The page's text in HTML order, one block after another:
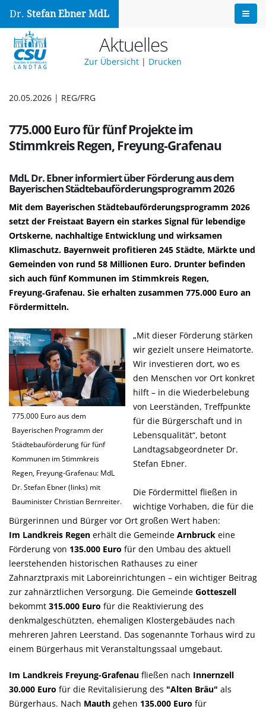
Dr. Stefan Ebner MdL
Aktuelles
Zur Übersicht | Drucken
20.05.2026 | REG/FRG
775.000 Euro für fünf Projekte im
Stimmkreis Regen, Freyung-Grafenau
MdL Dr. Ebner informiert über Förderung aus dem
Bayerischen Städtebauförderungsprogramm 2026
Mit dem Bayerischen Städtebauförderungsprogramm 2026
setzt der Freistaat Bayern ein starkes Signal für lebendige
Ortskerne, nachhaltige Entwicklung und wirksamen
Klimaschutz. Bayernweit profitieren 245 Städte, Märkte und
Gemeinden von rund 58 Millionen Euro. Drunter befinden
sich auch fünf Kommunen im Stimmkreis Regen,
Freyung‑Grafenau. Sie erhalten zusammen 775.000 Euro an
Fördermitteln.
775.000 Euro aus dem
Bayerischen Programm der
Städtebauförderung für fünf
Kommunen im Stimmkreis
Regen, Freyung-Grafenau: MdL
Dr. Stefan Ebner (links) mit
Bauminister Christian Bernreiter.
Mit dieser Förderung stärken
wir gezielt unsere Heimatorte.
Wir investieren dort, wo es
den Menschen vor Ort konkret
hilft – in die Wiederbelebung
von Leerständen, Treffpunkte
für die Bürgerschaft und in
Lebensqualität“, betont
Landtagsabgeordneter Dr.
Stefan Ebner.
Die Fördermittel fließen in
wichtige Vorhaben, die für die
Bürgerinnen und Bürger vor Ort großen Wert haben:
Im Landkreis Regen erhält die Gemeinde Arnbruck eine
Förderung von 135.000 Euro für den Umbau des aktuell
leerstehenden historischen Rathauses zu einer
Zahnarztpraxis mit Laboreinrichtungen – ein wichtiger Beitrag
zur zahnärztlichen Versorgung. Die Gemeinde Gotteszell
bekommt 315.000 Euro für die Reaktivierung des
denkmalgeschützten, ehemaligen Klostergebäudes nach
mehreren Jahren Leerstand. Das sogenannte Torhaus wird zu
einem Bürgerhaus mit Veranstaltungssaal umgebaut.
Im Landkreis Freyung-Grafenau fließen nach Innernzell
30.000 Euro für die Revitalisierung des "Alten Bräu" als
Bürgerhaus. Nach Mauth gehen 135.000 Euro für